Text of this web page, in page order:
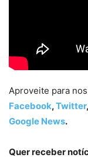
Aproveite para
Facebook,Twitter,
Google News.
Quer receber